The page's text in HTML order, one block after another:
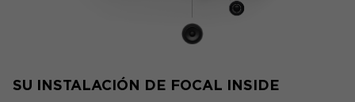
SU INSTALACIÓN DE FOCAL INSIDE